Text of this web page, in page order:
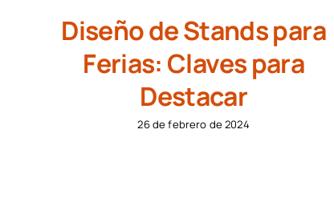
Diseño de Stands para
Ferias: Claves para
Destacar
26 de febrero de 2024